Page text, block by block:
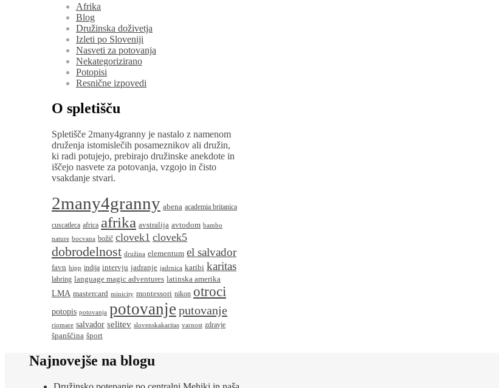
Afrika
Blog
Družinska doživetja
Izleti po Sloveniji
Nasveti za potovanja
Nekategorizirano
Potopisi
Resnične izpovedi
O spletišču
Spletišče 2many4granny je nastalo z namenom
druženja istomislečih posameznikov ali družin,
ki radi potujejo, prebirajo družinske anekdote in
iščejo nasvete za potovanja, vzgojo in čisto
vsakdanje stvari.
2many4granny abena academia britanica
cuscatleca africa afrika avstralija avtodom bambo
nature bocvana božič clovek1 clovek5
dobrodelnost družina elementum el salvador
favn hipp indija intervju jadranje jadrnica karibi karitas
labring language magic adventures latinska amerika
LMA mastercard minicity montessori nikon otroci
potopis potovanja potovanje putovanje
riomare salvador selitev slovenskakaritas varnost zdravje
španščina šport
Najnovejše na blogu